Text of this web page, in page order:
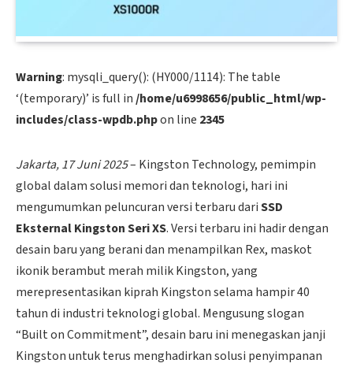
Warning: mysqli_query(): (HY000/1114): The table
‘(temporary)’ is full in/home/u6998656/public_html/wp-
includes/class-wpdb.phpon line 2345
Jakarta, 17 Juni 2025– Kingston Technology, pemimpin
global dalam solusi memori dan teknologi, hari ini
mengumumkan peluncuran versi terbaru dariSSD
Eksternal Kingston Seri XS. Versi terbaru ini hadir dengan
desain baru yang berani dan menampilkan Rex, maskot
ikonik berambut merah milik Kingston, yang
merepresentasikan kiprah Kingston selama hampir 40
tahun di industri teknologi global. Mengusung slogan
“Built on Commitment”, desain baru ini menegaskan janji
Kingston untuk terus menghadirkan solusi penyimpanan